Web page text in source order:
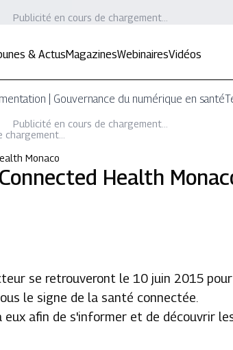
Publicité en cours de chargement...
& ActusMagazinesWebinairesVidéos
| Gouvernance du numérique en santé
Publicité en cours de chargement...
Monaco
Health
se retrouveront le 10 juin 2015 pour
le signe de la santé connectée.
afin de s'informer et de découvrir